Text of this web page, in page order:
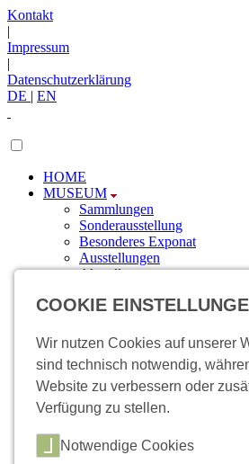
Kontakt
|
Impressum
|
Datenschutzerklärung
DE | EN
HOME
MUSEUM
Sammlungen
Sonderausstellung
Besonderes Exponat
Ausstellungen
Aktuelles
FÖRDERUNG
Engagement
Anfahrt
Veranstaltungen
Führungen buchen
Gutscheine
ÜBER UNS
COOKIE
Wir nutzen Cookies auf unserer
sind technisch notwendig,
Website zu verbessern oder
Verfügung zu stellen.
Notwendige Cookies